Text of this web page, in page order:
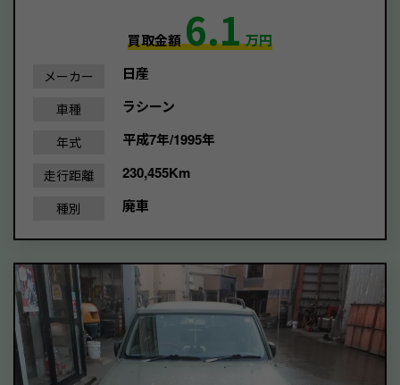
買取金額6.1万円
メーカー 日産
車種 ラシーン
年式 平成7年/1995年
走行距離 230,455Km
種別 廃車